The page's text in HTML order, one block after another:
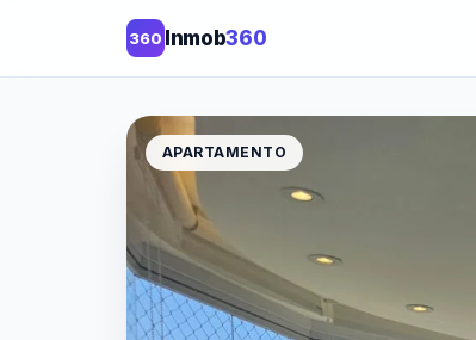
360 Inmob360
APARTAMENTO